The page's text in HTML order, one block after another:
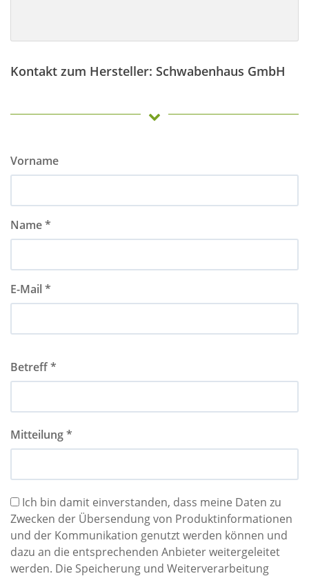
Kontakt zum Hersteller: Schwabenhaus GmbH
Vorname
Name *
E-Mail *
Betreff *
Mitteilung *
Ich bin damit einverstanden, dass meine Daten zu
Zwecken der Übersendung von Produktinformationen
und der Kommunikation genutzt werden können und
dazu an die entsprechenden Anbieter weitergeleitet
werden. Die Speicherung und Weiterverarbeitung